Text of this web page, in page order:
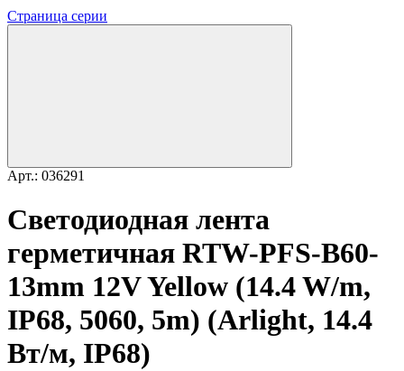
Страница серии
Арт.: 036291
Светодиодная лента
герметичная RTW-PFS-B60-
13mm 12V Yellow (14.4 W/m,
IP68, 5060, 5m) (Arlight, 14.4
Вт/м, IP68)